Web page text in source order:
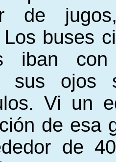
de
buses
iban
sus ojos
Vi un
de esa
de